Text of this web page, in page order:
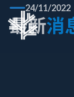
24/11/2022
最新消